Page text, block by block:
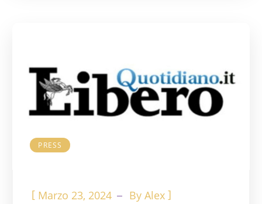
PRESS
[ Marzo 23, 2024 ByAlex ]